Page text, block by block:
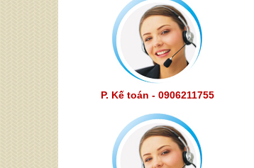
P. Kế toán - 0906211755